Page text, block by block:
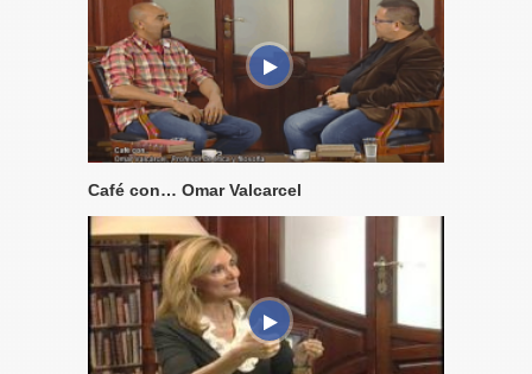
Café con… Omar Valcarcel